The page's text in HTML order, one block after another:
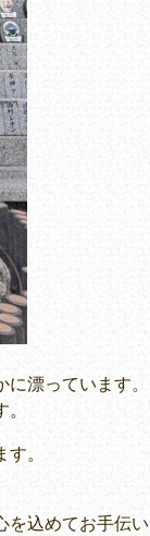
漂っています。
。
込めてお手伝い